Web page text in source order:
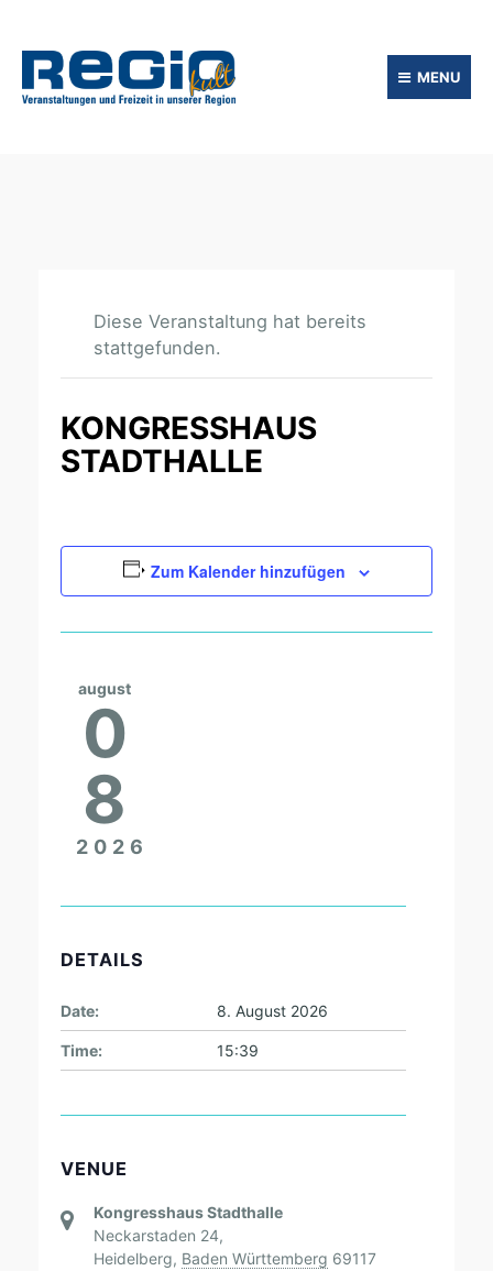
MENU
Diese Veranstaltung hat bereits
stattgefunden.
KONGRESSHAUS
STADTHALLE
Zum Kalender hinzufügen
august
0
8
2026
DETAILS
Date: 8. August 2026
Time: 15:39
VENUE
Kongresshaus Stadthalle
Neckarstaden 24,
Heidelberg, Baden Württemberg 69117